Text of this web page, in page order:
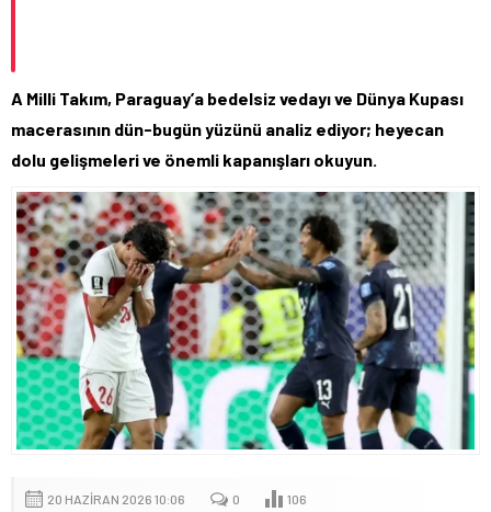
A Milli Takım, Paraguay’a bedelsiz vedayı ve Dünya Kupası
macerasının dün-bugün yüzünü analiz ediyor; heyecan
dolu gelişmeleri ve önemli kapanışları okuyun.
20 HAZIRAN 2026 10:06 0 106